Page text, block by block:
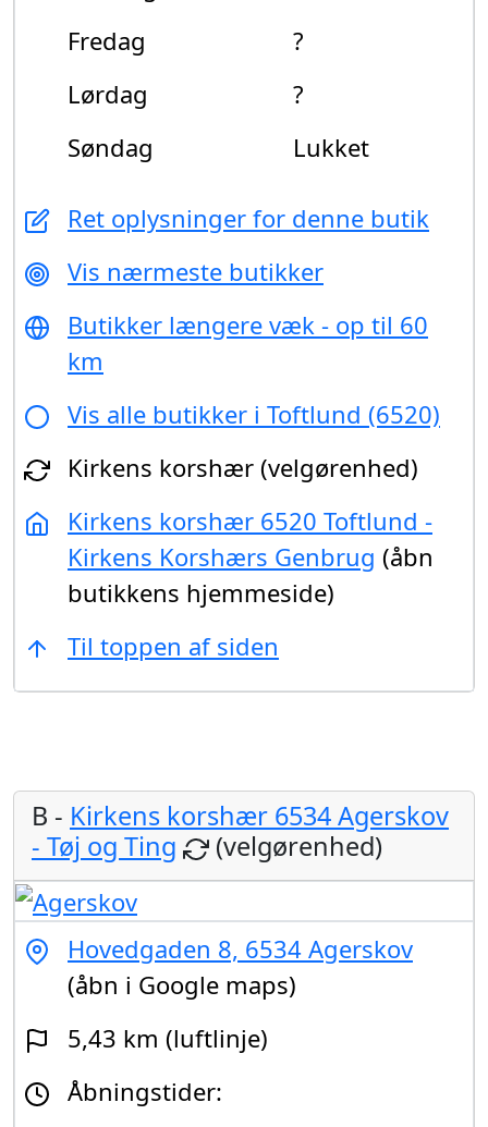
Fredag
?
Lørdag
?
Søndag
Lukket
Ret oplysninger for denne butik
Vis nærmeste butikker
Butikker længere væk - op til 60
km
Vis alle butikker i Toftlund (6520)
Kirkens korshær (velgørenhed)
Kirkens korshær 6520 Toftlund -
Kirkens Korshærs Genbrug (åbn
butikkens hjemmeside)
Til toppen af siden
B - Kirkens korshær 6534 Agerskov
- Tøj og Ting
(velgørenhed)
Hovedgaden 8, 6534 Agerskov
(åbn i Google maps)
5,43 km (luftlinje)
Åbningstider: